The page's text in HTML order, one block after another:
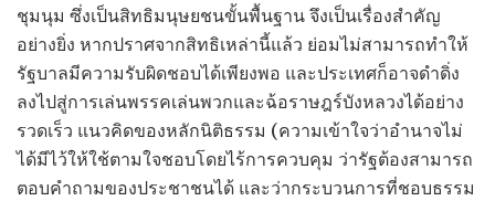
ชุมนุม ซึ่งเป็นสิทธิมนุษยชนขั้นพื้นฐาน จึงเป็นเรื่องสำคัญ
อย่างยิ่ง หากปราศจากสิทธิเหล่านี้แล้ว ย่อมไม่สามารถทำให้
รัฐบาลมีความรับผิดชอบได้เพียงพอ และประเทศก็อาจดำดิ่ง
ลงไปสู่การเล่นพรรคเล่นพวกและฉ้อราษฎร์บังหลวงได้อย่าง
รวดเร็ว แนวคิดของหลักนิติธรรม (ความเข้าใจว่าอำนาจไม่
ได้มีไว้ให้ใช้ตามใจชอบโดยไร้การควบคุม ว่ารัฐต้องสามารถ
ตอบคำถามของประชาชนได้ และว่ากระบวนการที่ชอบธรรม